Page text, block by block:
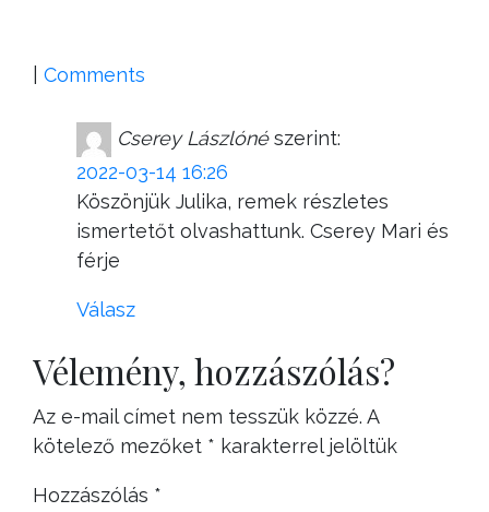
Comments
Cserey Lászlóné szerint:
2022-03-14 16:26
Köszönjük Julika, remek részletes
ismertetőt olvashattunk. Cserey Mari és
férje
Válasz
Vélemény, hozzászólás?
Az e-mail címet nem tesszük közzé. A
kötelező mezőket * karakterrel jelöltük
Hozzászólás *